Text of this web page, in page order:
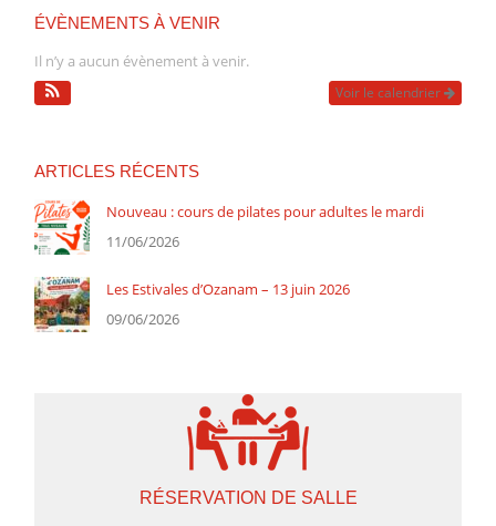
ÉVÈNEMENTS À VENIR
Il n’y a aucun évènement à venir.
Voir le calendrier
ARTICLES RÉCENTS
Nouveau : cours de pilates pour adultes le mardi
11/06/2026
Les Estivales d’Ozanam – 13 juin 2026
09/06/2026
RÉSERVATION DE SALLE